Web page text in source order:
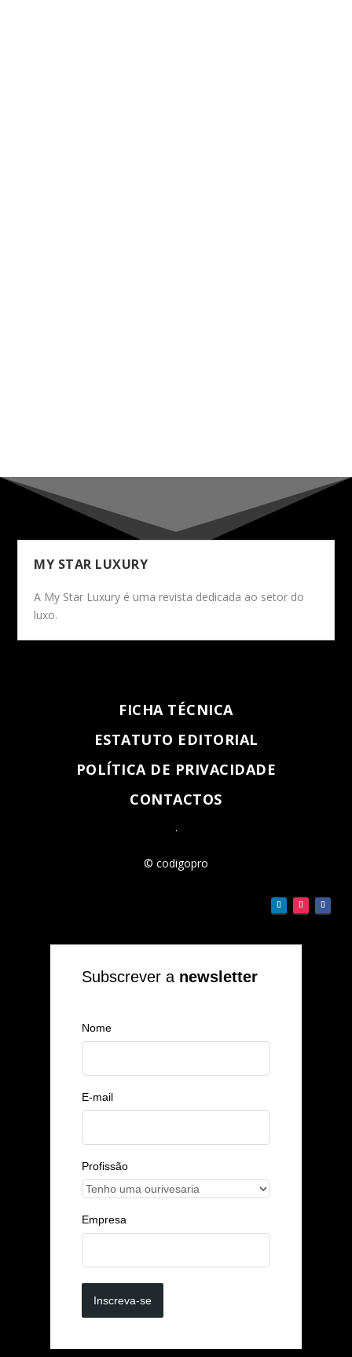
MY STAR LUXURY
A My Star Luxury é uma revista dedicada ao setor do
luxo.
FICHA TÉCNICA
ESTATUTO EDITORIAL
POLÍTICA DE PRIVACIDADE
CONTACTOS
.
© codigopro
Subscrever a newsletter
Nome
E-mail
Profissão
Empresa
Inscreva-se